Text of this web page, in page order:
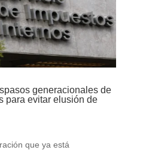
generacionales de
para evitar elusión de
que ya está